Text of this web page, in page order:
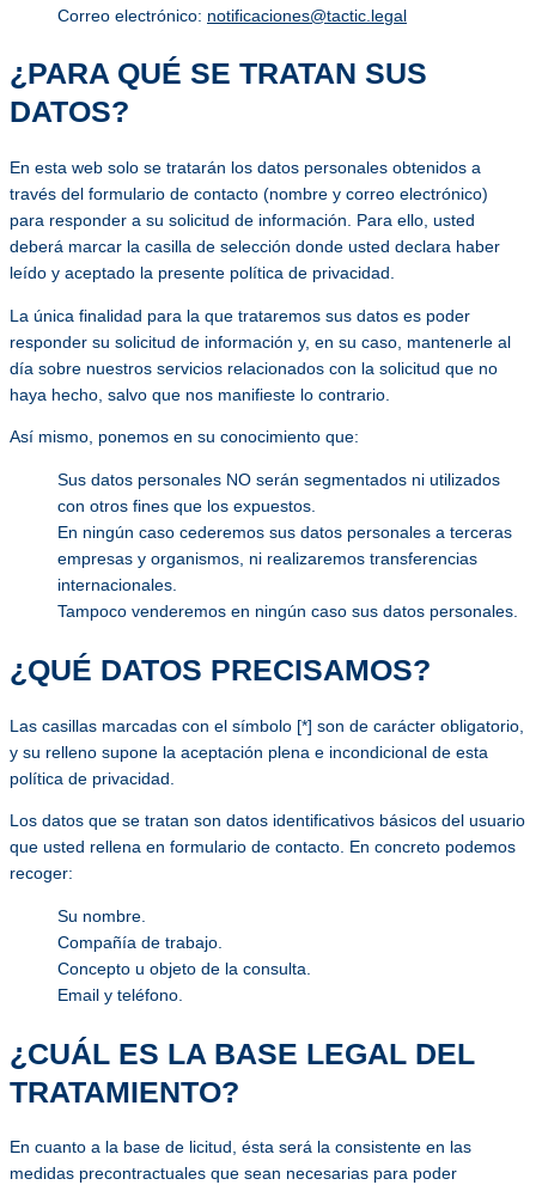
Correo electrónico: notificaciones@tactic.legal
¿PARA QUÉ SE TRATAN SUS
DATOS?
En esta web solo se tratarán los datos personales obtenidos a
través del formulario de contacto (nombre y correo electrónico)
para responder a su solicitud de información. Para ello, usted
deberá marcar la casilla de selección donde usted declara haber
leído y aceptado la presente política de privacidad.
La única finalidad para la que trataremos sus datos es poder
responder su solicitud de información y, en su caso, mantenerle al
día sobre nuestros servicios relacionados con la solicitud que no
haya hecho, salvo que nos manifieste lo contrario.
Así mismo, ponemos en su conocimiento que:
Sus datos personales NO serán segmentados ni utilizados
con otros fines que los expuestos.
En ningún caso cederemos sus datos personales a terceras
empresas y organismos, ni realizaremos transferencias
internacionales.
Tampoco venderemos en ningún caso sus datos personales.
¿QUÉ DATOS PRECISAMOS?
Las casillas marcadas con el símbolo [*] son de carácter obligatorio,
y su relleno supone la aceptación plena e incondicional de esta
política de privacidad.
Los datos que se tratan son datos identificativos básicos del usuario
que usted rellena en formulario de contacto. En concreto podemos
recoger:
Su nombre.
Compañía de trabajo.
Concepto u objeto de la consulta.
Email y teléfono.
¿CUÁL ES LA BASE LEGAL DEL
TRATAMIENTO?
En cuanto a la base de licitud, ésta será la consistente en las
medidas precontractuales que sean necesarias para poder